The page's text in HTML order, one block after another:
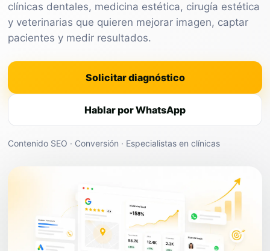
clínicas dentales, medicina estética, cirugía estética
y veterinarias que quieren mejorar imagen, captar
pacientes y medir resultados.
Solicitar diagnóstico
Hablar por WhatsApp
Contenido SEO · Conversión · Especialistas en clínicas